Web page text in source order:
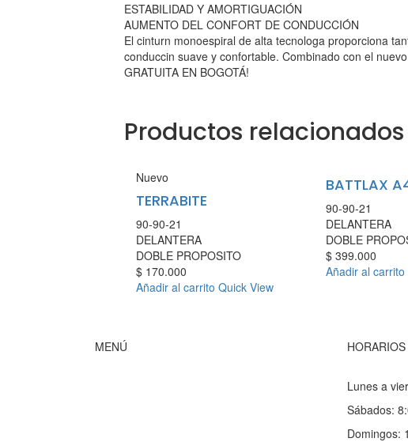
ESTABILIDAD Y AMORTIGUACIÓN
AUMENTO DEL CONFORT DE CONDUCCIÓN
El cinturn monoespiral de alta tecnologa proporciona
conduccin suave y confortable. Combinado con el
GRATUITA EN BOGOTÁ!
Productos relacionados
Nuevo
TERRABITE
90-90-21
DELANTERA
DOBLE PROPOSITO
$170.000
Añadir al carrito Quick View
BATTLAX
90-90-21
DELANTERA
DOBLE
$399.000
Añadir al carrito
MENÚ
Lunes a
Sábados:
Domingos: